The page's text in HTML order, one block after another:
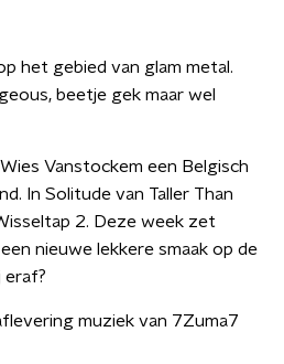
het gebied van glam metal.
beetje gek maar wel
Vanstockem een Belgisch
In Solitude van Taller Than
2. Deze week zet
nieuwe lekkere smaak op de
eraf?
muziek van 7Zuma7